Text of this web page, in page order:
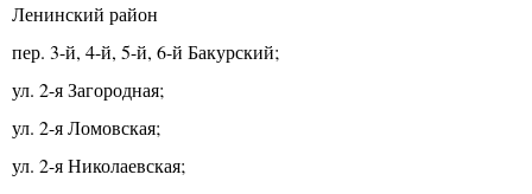
Ленинский район
пер. 3-й, 4-й, 5-й, 6-й Бакурский;
ул. 2-я Загородная;
ул. 2-я Ломовская;
ул. 2-я Николаевская;